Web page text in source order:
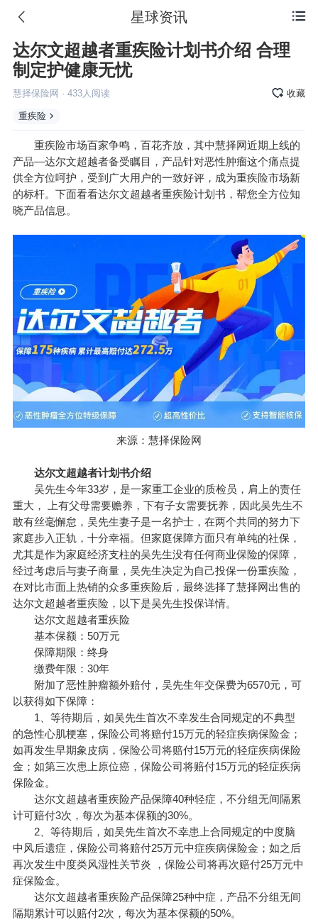
 星球资讯
达尔文超越者重疾险计划书介绍 合理
制定护健康无忧
慧择保险网 · 433人阅读 收藏
重疾险
重疾险市场百家争鸣，百花齐放，其中慧择网近期上线的
产品—达尔文超越者备受瞩目，产品针对恶性肿瘤这个痛点提
供全方位呵护，受到广大用户的一致好评，成为重疾险市场新
的标杆。下面看看达尔文超越者重疾险计划书，帮您全方位知
晓产品信息。
来源：慧择保险网
达尔文超越者计划书介绍
吴先生今年33岁，是一家重工企业的质检员，肩上的责任
重大， 上有父母需要赡养，下有子女需要抚养，因此吴先生不
敢有丝毫懈怠，吴先生妻子是一名护士，在两个共同的努力下
家庭步入正轨，十分幸福。但家庭保障方面只有单纯的社保，
尤其是作为家庭经济支柱的吴先生没有任何商业保险的保障，
经过考虑后与妻子商量，吴先生决定为自己投保一份重疾险，
在对比市面上热销的众多重疾险后，最终选择了慧择网出售的
达尔文超越者重疾险，以下是吴先生投保详情。
达尔文超越者重疾险
基本保额：50万元
保障期限：终身
缴费年限：30年
附加了恶性肿瘤额外赔付，吴先生年交保费为6570元，可
以获得如下保障：
1、等待期后，如吴先生首次不幸发生合同规定的不典型
的急性心肌梗塞，保险公司将赔付15万元的轻症疾病保险金；
如再发生早期象皮病，保险公司将赔付15万元的轻症疾病保险
金；如第三次患上原位癌，保险公司将赔付15万元的轻症疾病
保险金。
达尔文超越者重疾险产品保障40种轻症，不分组无间隔累
计可赔付3次，每次为基本保额的30%。
2、等待期后，如吴先生首次不幸患上合同规定的中度脑
中风后遗症，保险公司将赔付25万元中症疾病保险金；如之后
再次发生中度类风湿性关节炎 ，保险公司将再次赔付25万元中
症保险金。
达尔文超越者重疾险产品保障25种中症，产品不分组无间
隔期累计可以赔付2次，每次为基本保额的50%。